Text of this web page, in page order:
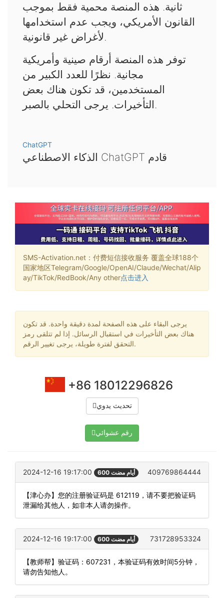
ثانية. هذه المنصة محمية فقط بموجب
القانون الأمريكي، ويجب عدم استخدامها
لأغراض غير قانونية.
توفر هذه المنصة أرقام صينية وأمريكية
مجانية. نظرًا للعدد الكبير من
المستخدمين، قد تكون هناك بعض
التأخيرات. يرجى التحلي بالصبر.
ChatGPT
الذكاء الاصطناعي ChatGPT قادم
SMS-Activation.net：付费短信接收服务 覆盖全球188个
国家地区Telegram/Google/OpenAI/Claude/Wechat/Alip
ay/TikTok/RedBook/Any other点击进入
يرجى البقاء على هذه الصفحة لمدة دقيقة واحدة. قد تكون
هناك بعض التأخيرات في استقبال الرسائل. إذا لم تتلقى رمز
التحقق لفترة طويلة، يرجى تغيير الرقم.
+86 18012296826
تحديث يدوي
رقم عشوائي
2024-12-16 19:17:00 600 أيام مضت 409769864444
【津心办】您的注册验证码是 612119，请不要把验证码
泄漏给其他人，如非本人请勿操作。
2024-12-16 19:17:00 600 أيام مضت 731728953324
【教师帮】验证码：607231，本验证码有效时间5分钟，
请勿告知他人。